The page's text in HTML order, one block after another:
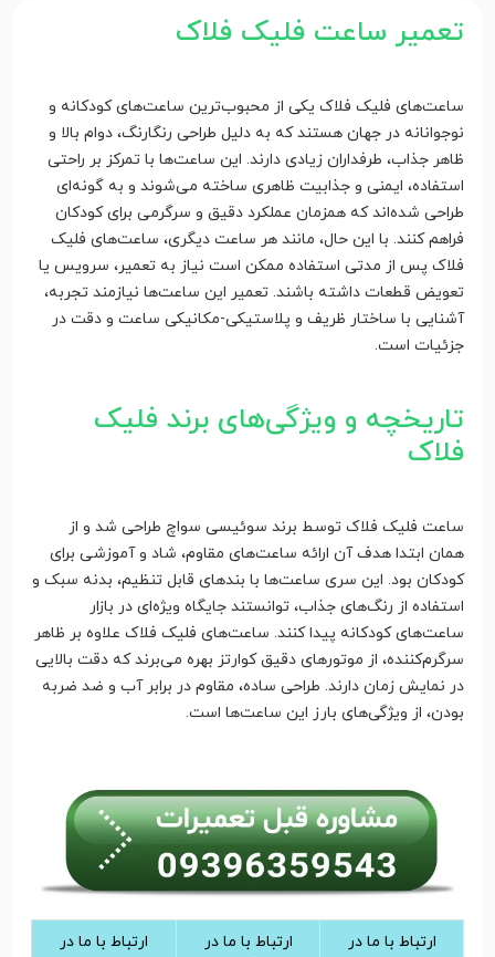
تعمیر ساعت فلیک فلاک
ساعت‌های فلیک فلاک یکی از محبوب‌ترین ساعت‌های کودکانه و
نوجوانانه در جهان هستند که به دلیل طراحی رنگارنگ، دوام بالا و
ظاهر جذاب، طرفداران زیادی دارند. این ساعت‌ها با تمرکز بر راحتی
استفاده، ایمنی و جذابیت ظاهری ساخته می‌شوند و به گونه‌ای
طراحی شده‌اند که همزمان عملکرد دقیق و سرگرمی برای کودکان
فراهم کنند. با این حال، مانند هر ساعت دیگری، ساعت‌های فلیک
فلاک پس از مدتی استفاده ممکن است نیاز به تعمیر، سرویس یا
تعویض قطعات داشته باشند. تعمیر این ساعت‌ها نیازمند تجربه،
آشنایی با ساختار ظریف و پلاستیکی-مکانیکی ساعت و دقت در
جزئیات است.
تاریخچه و ویژگی‌های برند فلیک
فلاک
ساعت فلیک فلاک توسط برند سوئیسی سواچ طراحی شد و از
همان ابتدا هدف آن ارائه ساعت‌های مقاوم، شاد و آموزشی برای
کودکان بود. این سری ساعت‌ها با بندهای قابل تنظیم، بدنه سبک و
استفاده از رنگ‌های جذاب، توانستند جایگاه ویژه‌ای در بازار
ساعت‌های کودکانه پیدا کنند. ساعت‌های فلیک فلاک علاوه بر ظاهر
سرگرم‌کننده، از موتورهای دقیق کوارتز بهره می‌برند که دقت بالایی
در نمایش زمان دارند. طراحی ساده، مقاوم در برابر آب و ضد ضربه
بودن، از ویژگی‌های بارز این ساعت‌ها است.
ارتباط با ما در
ارتباط با ما در
ارتباط با ما در